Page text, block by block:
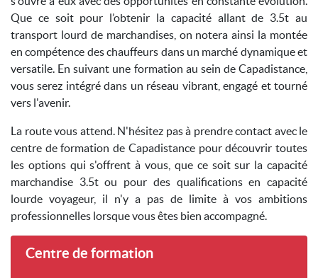
Que ce soit pour l’obtenir la capacité allant de 3.5t au
transport lourd de marchandises, on notera ainsi la montée
en compétence des chauffeurs dans un marché dynamique et
versatile. En suivant une formation au sein de Capadistance,
vous serez intégré dans un réseau vibrant, engagé et tourné
vers l'avenir.
La route vous attend. N'hésitez pas à prendre contact avec le
centre de formation de Capadistance pour découvrir toutes
les options qui s'offrent à vous, que ce soit sur la capacité
marchandise 3.5t ou pour des qualifications en capacité
lourde voyageur, il n'y a pas de limite à vos ambitions
professionnelles lorsque vous êtes bien accompagné.
Centre de formation